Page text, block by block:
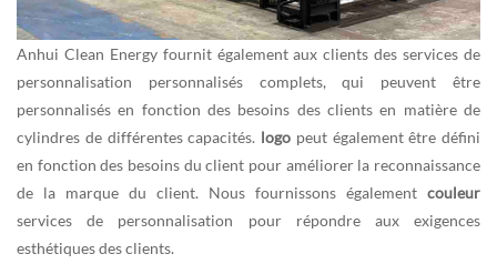
Anhui Clean Energy fournit également aux clients des services de
personnalisation personnalisés complets, qui peuvent être
personnalisés en fonction des besoins des clients en matière de
cylindres de différentes capacités. logo peut également être défini
en fonction des besoins du client pour améliorer la reconnaissance
de la marque du client. Nous fournissons également couleur
services de personnalisation pour répondre aux exigences
esthétiques des clients.